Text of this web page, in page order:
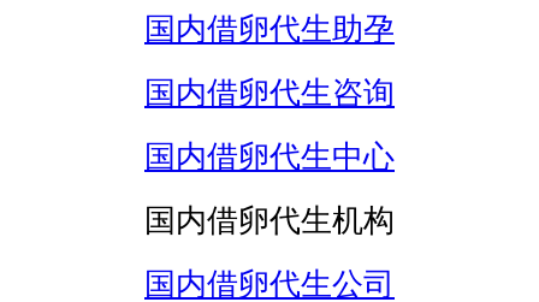
国内借卵代生助孕
国内借卵代生咨询
国内借卵代生中心
国内借卵代生机构
国内借卵代生公司